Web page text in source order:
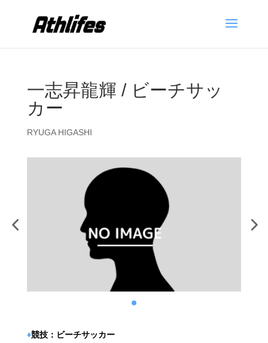
一志昇龍輝 / ビーチサッ
カー
RYUGA HIGASHI
♦︎競技：ビーチサッカー